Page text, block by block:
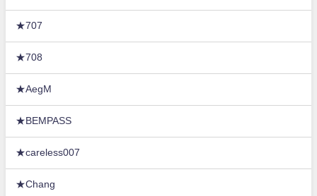
★707
★708
★AegM
★BEMPASS
★careless007
★Chang